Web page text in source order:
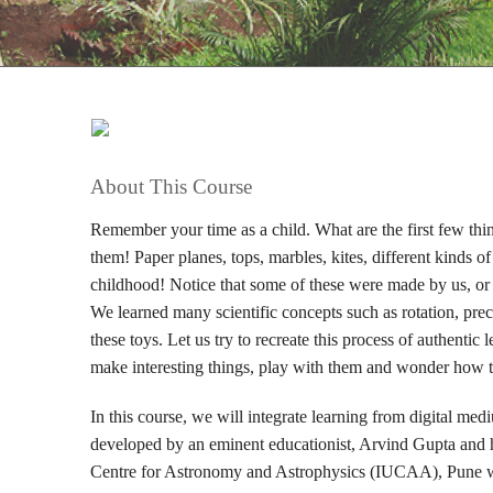
About This Course
Remember your time as a child. What are the first few
them! Paper planes, tops, marbles, kites, different kinds
childhood! Notice that some of these were made by us,
We learned many scientific concepts such as rotation,
these toys. Let us try to recreate this process of
make interesting things, play with them and wonder how
In this course, we will integrate learning from digital
developed by an eminent educationist, Arvind Gupta
Centre for Astronomy and Astrophysics (IUCAA), Pune